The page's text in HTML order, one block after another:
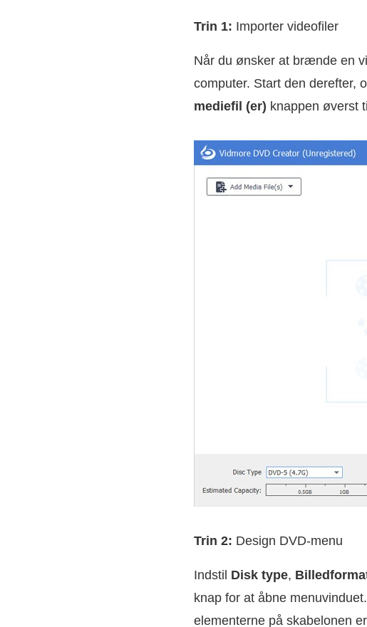
Trin 1: Importer videofiler
Når du ønsker at brænde en
computer. Start den derefter,
mediefil (er) knappen øverst
Trin 2: Design DVD-menu
Indstil Disk type,
knap for at åbne
elementerne på skabelonen